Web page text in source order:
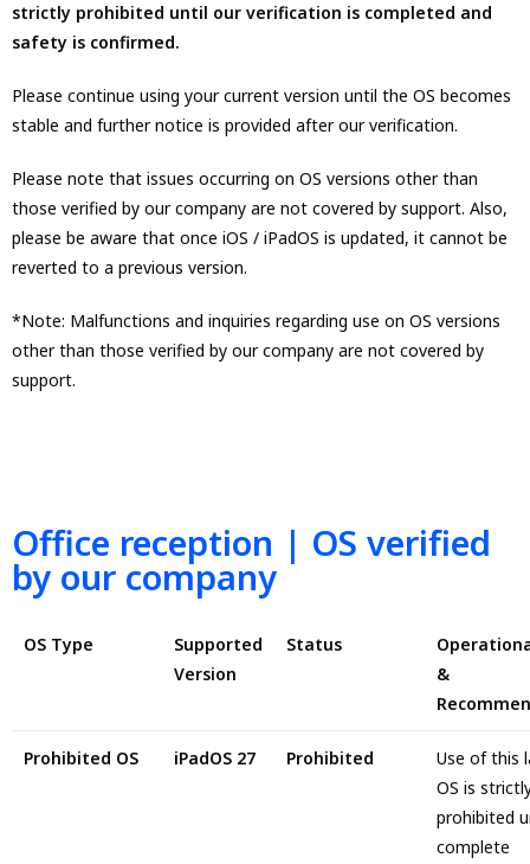
strictly prohibited until our verification is completed and
safety is confirmed.
Please continue using your current version until the OS becomes
stable and further notice is provided after our verification.
Please note that issues occurring on OS versions other than
those verified by our company are not covered by support. Also,
please be aware that once iOS / iPadOS is updated, it cannot be
reverted to a previous version.
*Note: Malfunctions and inquiries regarding use on OS versions
other than those verified by our company are not covered by
support.
Office reception | OS verified
by our company
OS Type
Supported
Version
Status
&
Prohibited OS iPadOS 27 Prohibited
Use of this
OS is
prohibited
complete